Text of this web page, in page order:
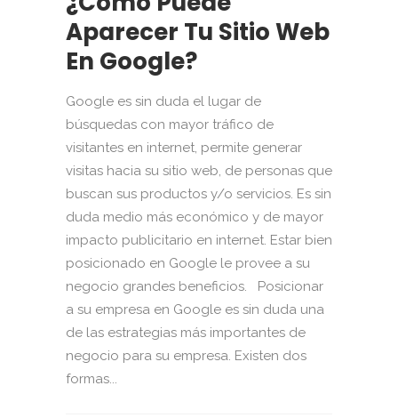
Aparecer Tu Sitio Web
En Google?
Google es sin duda el lugar de
búsquedas con mayor tráfico de
visitantes en internet, permite generar
visitas hacia su sitio web, de personas que
buscan sus productos y/o servicios. Es sin
duda medio más económico y de mayor
impacto publicitario en internet. Estar bien
posicionado en Google le provee a su
negocio grandes beneficios. Posicionar
a su empresa en Google es sin duda una
de las estrategias más importantes de
negocio para su empresa. Existen dos
formas...